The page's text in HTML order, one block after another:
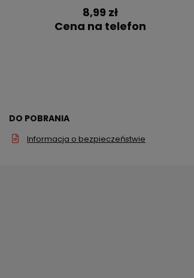
8,99 zł
Cena na telefon
DO POBRANIA
Informacja o bezpieczeństwie